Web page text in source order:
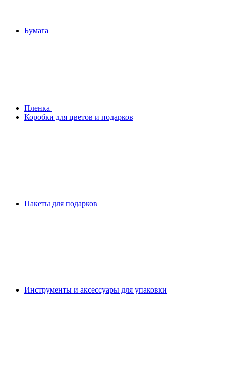
Бумага
Плeнка
Коробки для цветов и подарков
Пакеты для подарков
Инструменты и аксессуары для упаковки